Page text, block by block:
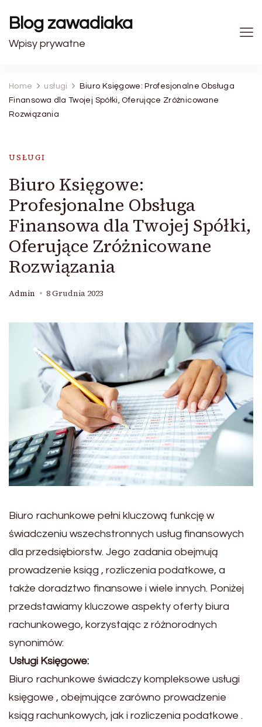
Blog zawadiaka
Wpisy prywatne
Home usługi
Biuro Księgowe: Profesjonalne Obsługa
Finansowa dla Twojej Spółki, Oferujące Zróżnicowane
Rozwiązania
USŁUGI
Biuro Księgowe:
Profesjonalne Obsługa
Finansowa dla Twojej Spółki,
Oferujące Zróżnicowane
Rozwiązania
Admin 8 Grudnia 2023
Biuro rachunkowe pełni kluczową funkcję w
świadczeniu wszechstronnych usług finansowych
dla przedsiębiorstw. Jego zadania obejmują
prowadzenie ksiąg , rozliczenia podatkowe, a
także doradztwo finansowe i wiele innych. Poniżej
przedstawiamy kluczowe aspekty oferty biura
rachunkowego, korzystając z różnorodnych
synonimów:
Usługi Księgowe:
Biuro rachunkowe świadczy kompleksowe usługi
księgowe , obejmujące zarówno prowadzenie
ksiąg rachunkowych, jak i rozliczenia podatkowe .